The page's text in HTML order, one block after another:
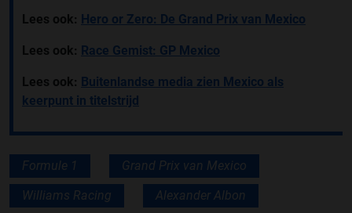
Lees ook: Hero or Zero: De Grand Prix van Mexico
Lees ook: Race Gemist: GP Mexico
Lees ook: Buitenlandse media zien Mexico als
keerpunt in titelstrijd
Formule 1 Grand Prix van Mexico
Williams Racing Alexander Albon